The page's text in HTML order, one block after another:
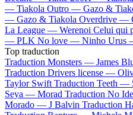
— Tiakola Outro — Gazo &
— Gazo & Tiakola Overdrive —
La League — Werenoi Celui qui
— PLK No love — Ninho Urus
Top traduction
Traduction Monsters — James
Traduction Drivers license —
Taylor Swift Traduction Teeth —
Seya — Morad Traduction No
Morado — J Balvin Traduction